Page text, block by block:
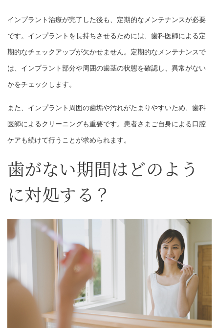
インプラント治療が完了した後も、定期的なメンテナンスが必要
です。インプラントを長持ちさせるためには、歯科医師による定
期的なチェックアップが欠かせません。定期的なメンテナンスで
は、インプラント部分や周囲の歯茎の状態を確認し、異常がない
かをチェックします。
また、インプラント周囲の歯垢や汚れがたまりやすいため、歯科
医師によるクリーニングも重要です。患者さまご自身による口腔
ケアも続けて行うことが求められます。
歯がない期間はどのよう
に対処する？